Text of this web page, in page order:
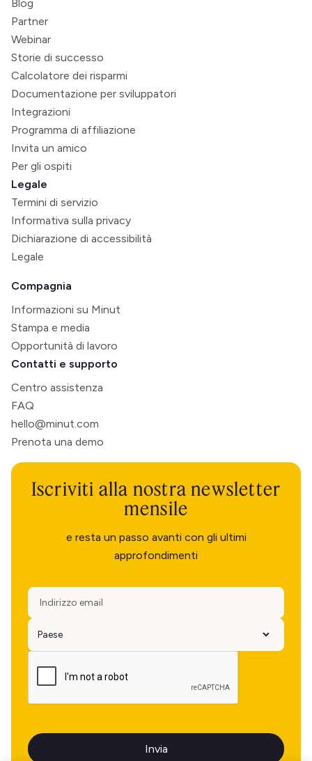
Blog
Partner
Webinar
Storie di successo
Calcolatore dei risparmi
Documentazione per sviluppatori
Integrazioni
Programma di affiliazione
Invita un amico
Per gli ospiti
Legale
Termini di servizio
Informativa sulla privacy
Dichiarazione di accessibilità
Legale
Compagnia
Informazioni su Minut
Stampa e media
Opportunità di lavoro
Contatti e supporto
Centro assistenza
FAQ
hello@minut.com
Prenota una demo
Iscriviti alla nostra newsletter
mensile
e resta un passo avanti con gli ultimi
approfondimenti